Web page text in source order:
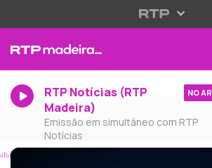
RTP Notícias (RTP
Madeira)
Emissão em simultâneo com RTP
Notícias
NO AR